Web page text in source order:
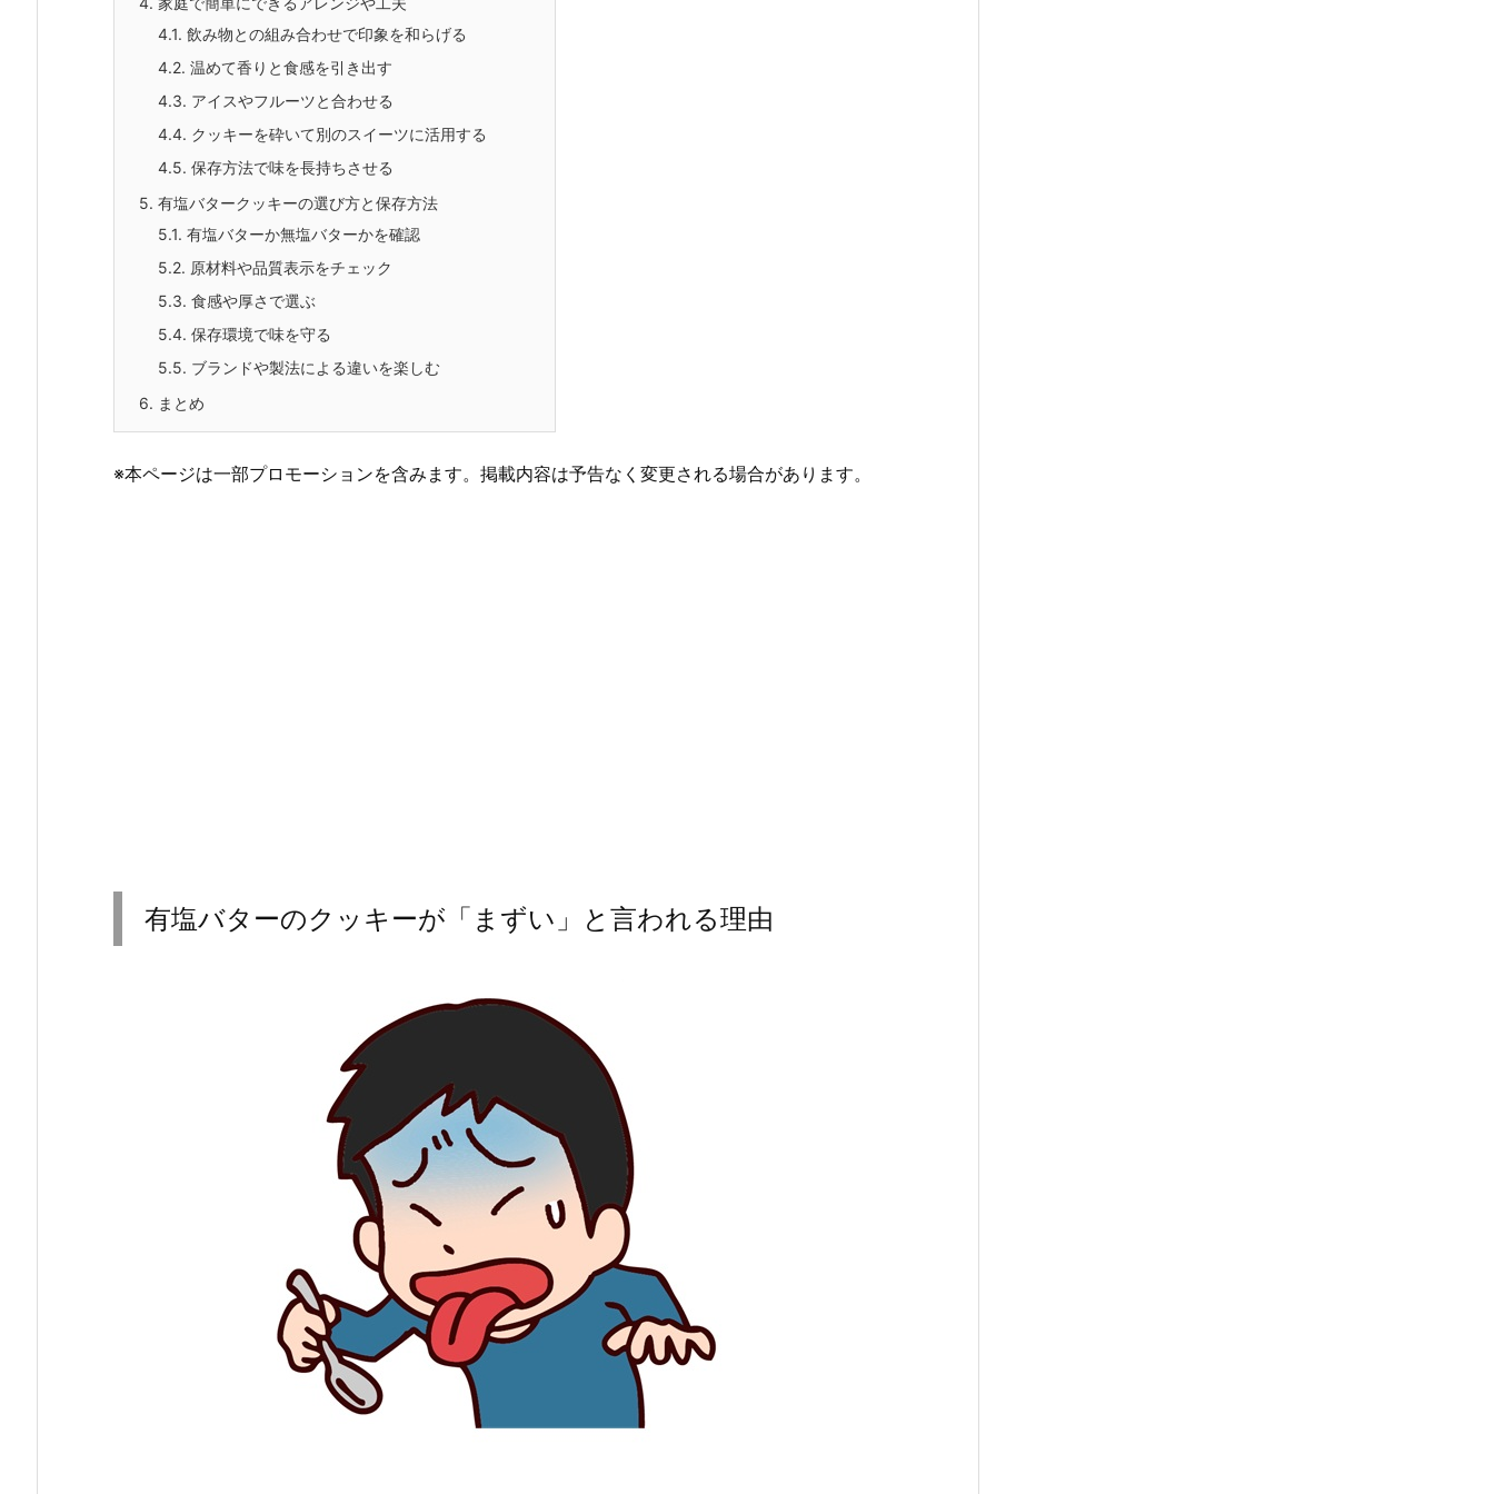
4.1. 飲み物との組み合わせで印象を和らげる
4.2. 温めて香りと食感を引き出す
4.3. アイスやフルーツと合わせる
4.4. クッキーを砕いて別のスイーツに活用する
4.5. 保存方法で味を長持ちさせる
5. 有塩バタークッキーの選び方と保存方法
5.1. 有塩バターか無塩バターかを確認
5.2. 原材料や品質表示をチェック
5.3. 食感や厚さで選ぶ
5.4. 保存環境で味を守る
5.5. ブランドや製法による違いを楽しむ
6. まとめ
※本ページは一部プロモーションを含みます。掲載内容は予告なく変更される場合があります。
有塩バターのクッキーが「まずい」と言われる理由